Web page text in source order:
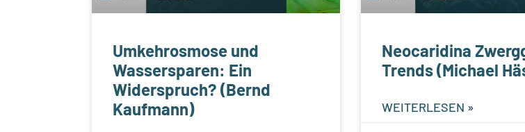
Umkehrosmose und
Wassersparen: Ein
Widerspruch? (Bernd
Kaufmann)
Neocaridina
Trends (Michael
WEITERLESEN »